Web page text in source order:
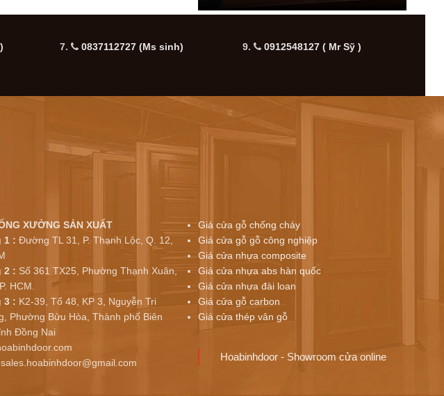
7. 0837112727 (Ms sinh) 9. 0912548127 ( Mr Sỹ )
XƯỞNG SẢN XUẤT
1 : Đường TL 31, P. Thạnh Lộc, Q. 12,
2 : Số 361 TX25, Phường Thạnh Xuân,
HCM.
3 : K2-39, Tổ 48, KP 3, Nguyễn Tri
Phường Bửu Hòa, Thành phố Biên
Đồng Nai
sales.hoabinhdoor@gmail.com
Giá cửa gỗ chống cháy
Giá cửa gỗ gỗ công nghiệp
Giá cửa nhựa composite
Giá cửa nhựa abs hàn quốc
Giá cửa nhựa đài loan
Giá cửa gỗ carbon
Giá cửa thép vân gỗ
Hoabinhdoor - Showroom cửa online